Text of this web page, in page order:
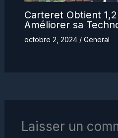
Carteret Obtient
Améliorer sa
octobre 2, 2024 / General
Laisser un